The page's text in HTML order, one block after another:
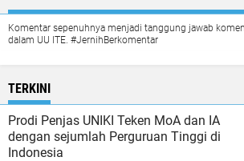
Komentar sepenuhnya menjadi tanggung jawab
dalam UU ITE. #JernihBerkomentar
TERKINI
Prodi Penjas UNIKI Teken MoA dan IA
dengan sejumlah Perguruan Tinggi di
Indonesia